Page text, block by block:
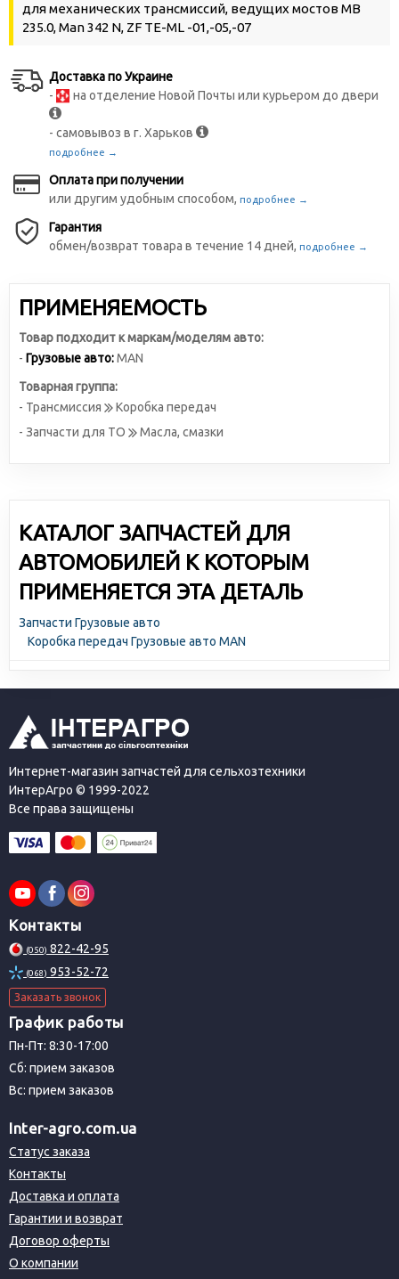
для механических трансмиссий, ведущих мостов MB
235.0, Man 342 N, ZF TE-ML -01,-05,-07
Доставка по Украине
-
на отделение Новой Почты или курьером до двери
- самовывоз в г. Харьков
подробнее →
Оплата при получении
или другим удобным способом, подробнее →
Гарантия
обмен/возврат товара в течение 14 дней, подробнее →
ПРИМЕНЯЕМОСТЬ
Товар подходит к маркам/моделям авто:
- Грузовые авто:MAN
Товарная группа:
- Трансмиссия
Коробка передач
- Запчасти для ТО
Масла, смазки
КАТАЛОГ ЗАПЧАСТЕЙ ДЛЯ
АВТОМОБИЛЕЙ К КОТОРЫМ
ПРИМЕНЯЕТСЯ ЭТА ДЕТАЛЬ
Запчасти Грузовые авто
Коробка передач Грузовые авто MAN
Интернет-магазин запчастей для сельхозтехники
ИнтерАгро © 1999-2022
Все права защищены
Контакты
(050) 822-42-95
(068) 953-52-72
Заказать звонок
График работы
Пн-Пт: 8:30-17:00
Сб: прием заказов
Вс: прием заказов
Inter-agro.com.ua
Статус заказа
Контакты
Доставка и оплата
Гарантии и возврат
Договор оферты
О компании